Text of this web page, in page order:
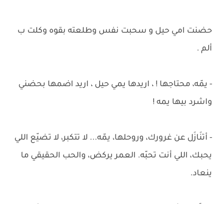
حضنت امي حيل و سحبت نفس وطلعته بقوه وكلت ب
ألم .
- يمّه، محتاجها ! ، اريدها يمي حيل ، اريد اضمها بحضني
واشرد بيها يمه !
- أتنَازَل عن غرورك، وروحلها، يمّه... لا تتكبر، لا تضيّع اللي
يحبك، اللي أنت تحبّه. العمر يركض، والحب الحقيقي ما
ينعاد.